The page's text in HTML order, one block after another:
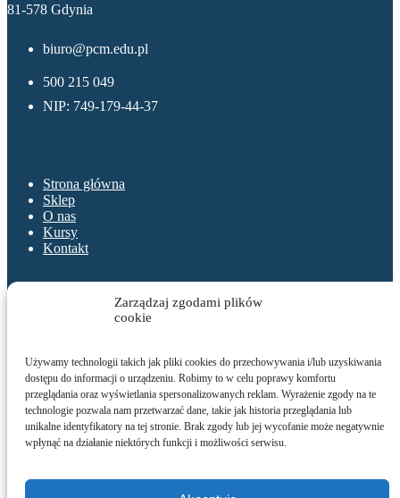
Zarządzaj zgodami plików
cookie
Używamy technologii takich jak pliki cookies do przechowywania i/lub uzyskiwania
dostępu do informacji o urządzeniu. Robimy to w celu poprawy komfortu
przeglądania oraz wyświetlania spersonalizowanych reklam. Wyrażenie zgody na te
technologie pozwala nam przetwarzać dane, takie jak historia przeglądania lub
unikalne identyfikatory na tej stronie. Brak zgody lub jej wycofanie może negatywnie
wpłynąć na działanie niektórych funkcji i możliwości serwisu.
81-578 Gdynia
biuro@pcm.edu.pl
500 215 049
NIP: 749-179-44-37
Strona główna
Sklep
O nas
Kursy
Kontakt
Sklep
O nas
O nas
Kontakt